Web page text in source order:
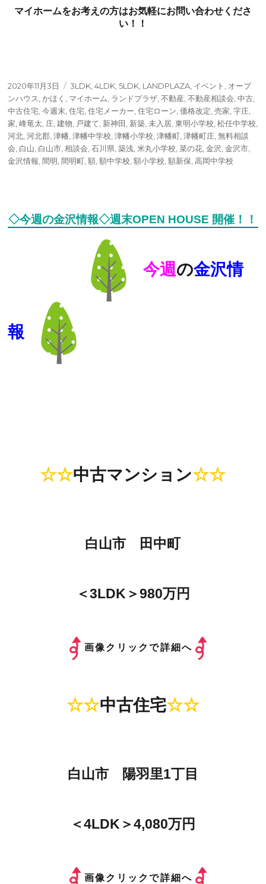
マイホームをお考えの方はお気軽にお問い合わせくださ
い！！
投
稿
日:
2020年11月3日
タ
グ
3LDK ,4LDK ,5LDK LANDPLAZA イベント
オープ
ンハウス ,かほく マイホーム ランドプラザ ,不動産 ,不動産相談会 ,中古
中古住宅 ,今週末 ,住宅 ,住宅メーカー ,住宅ローン ,価格改定 ,売家 ,字庄
家 ,峰竜太 庄 ,建物 戸建て 新神田 新築 未入居 ,東明小学校 ,松任中学校
河北 ,河北郡 ,津幡 ,津幡中学校 ,津幡小学校 ,津幡町 ,津幡町庄 ,無料相談
会 白山 白山市 ,相談会 ,石川県 ,築浅 ,米丸小学校 ,菜の花 ,金沢 ,金沢市
金沢情報 間明 間明町 ,額 ,額中学校 ,額小学校 ,額新保 ,高岡中学校
◇今週の金沢情報◇週末OPEN HOUSE 開催！！
今週の金沢情
報
☆☆中古マンション☆☆
白山市 田中町
＜3LDK＞980万円
画像クリックで詳細へ
☆☆中古住宅☆☆
白山市 陽羽里1丁目
＜4LDK＞4,080万円
画像クリックで詳細へ